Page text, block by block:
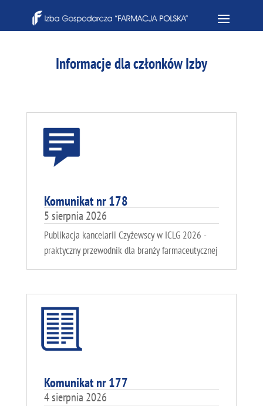
Informacje dla członków Izby
Komunikat nr 178
5 sierpnia 2026
Publikacja kancelarii Czyżewscy w ICLG 2026 -
praktyczny przewodnik dla branży farmaceutycznej
Komunikat nr 177
4 sierpnia 2026